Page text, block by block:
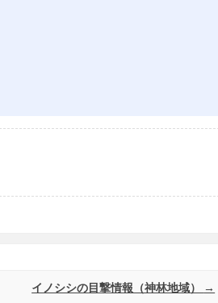
イノシシの目撃情報（神林地域） →